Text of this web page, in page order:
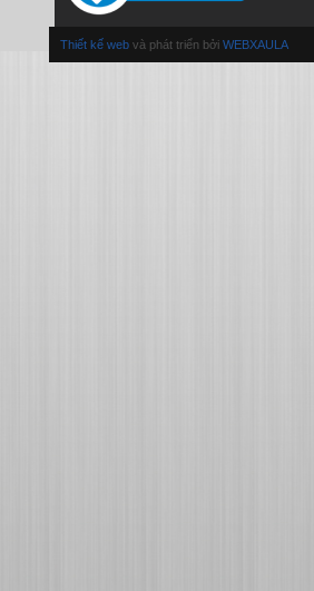
Thiết kế web và phát triển bởi WEBXAULA